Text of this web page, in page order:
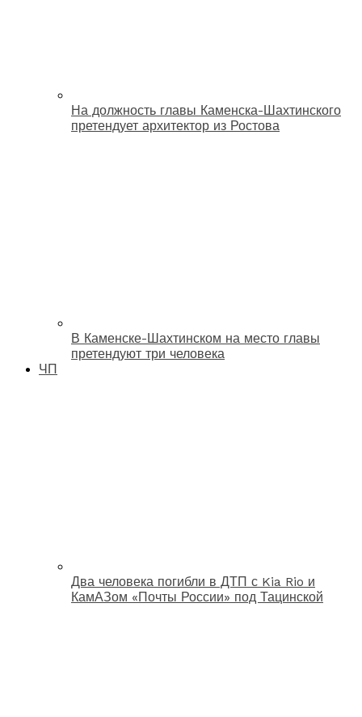
На должность главы Каменска-Шахтинского
претендует архитектор из Ростова
В Каменске-Шахтинском на место главы
претендуют три человека
ЧП
Два человека погибли в ДТП с Kia Rio и
КамАЗом «Почты России» под Тацинской